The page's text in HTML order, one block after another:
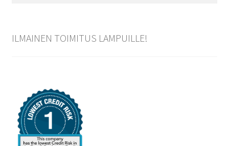
ILMAINEN TOIMITUS LAMPUILLE!